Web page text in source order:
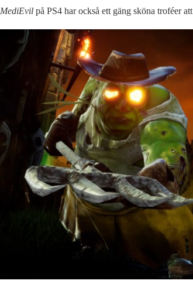
MediEvilpå PS4 har också ett gäng sköna troféer